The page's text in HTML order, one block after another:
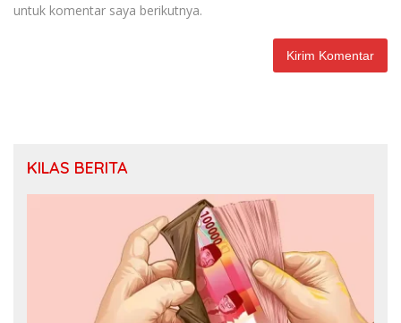
untuk komentar saya berikutnya.
KILAS BERITA